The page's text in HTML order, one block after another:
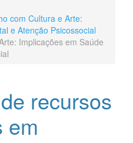
com Cultura e Arte:
e Atenção Psicossocial
Implicações em Saúde
recursos
em